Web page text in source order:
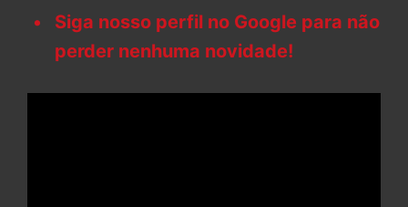
Siga nosso perfil no Google para não
perder nenhuma novidade!